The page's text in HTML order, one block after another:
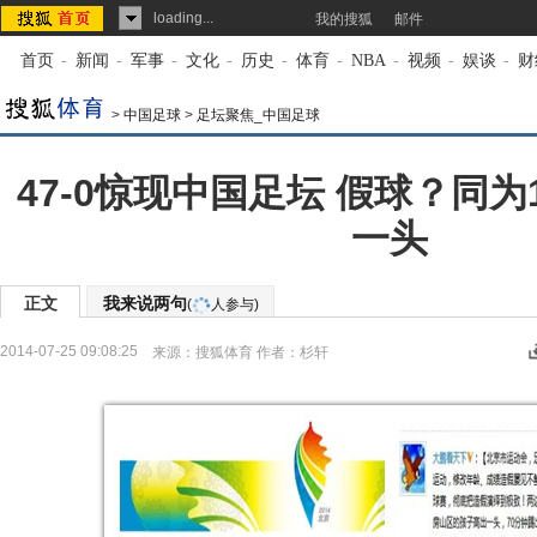
loading... 我的搜狐 邮件
首页 - 新闻 - 军事 - 文化 - 历史 - 体育 - NBA - 视频 - 娱谈 -
> 中国足球 > 足坛聚焦_中国足球
47-0惊现中国足坛 假球？同
一头
正文 我来说两句( 人参与)
2014-07-25 09:08:25 来源： 搜狐体育 作者：杉轩